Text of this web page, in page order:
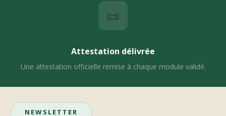
📜
Attestation délivrée
Une attestation officielle remise à chaque module validé.
NEWSLETTER